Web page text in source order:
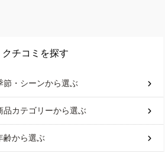
クチコミを探す
節・シーンから選ぶ
品カテゴリーから選ぶ
齢から選ぶ